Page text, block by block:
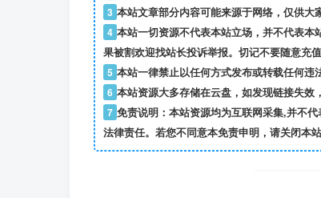
3 本站文章部分内容可能来源于网络，仅供大
4 本站一切资源不代表本站立场，并不代表
果被割欢迎找站长投诉举报。切记不要随意充
5 本站一律禁止以任何方式发布或转载任何违
6 本站资源大多存储在云盘，如发现链接失效
7 免责说明：本站资源均为互联网采集,并不
法律责任。若您不同意本免责申明，请关闭本